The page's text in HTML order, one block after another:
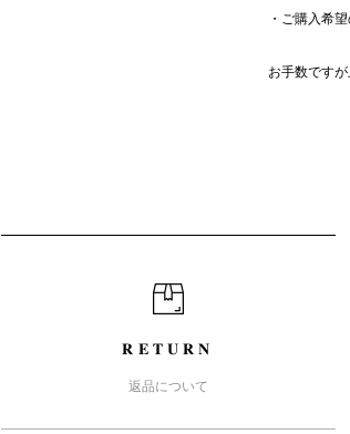
・ご購入希
お手数です
RETURN
返品について